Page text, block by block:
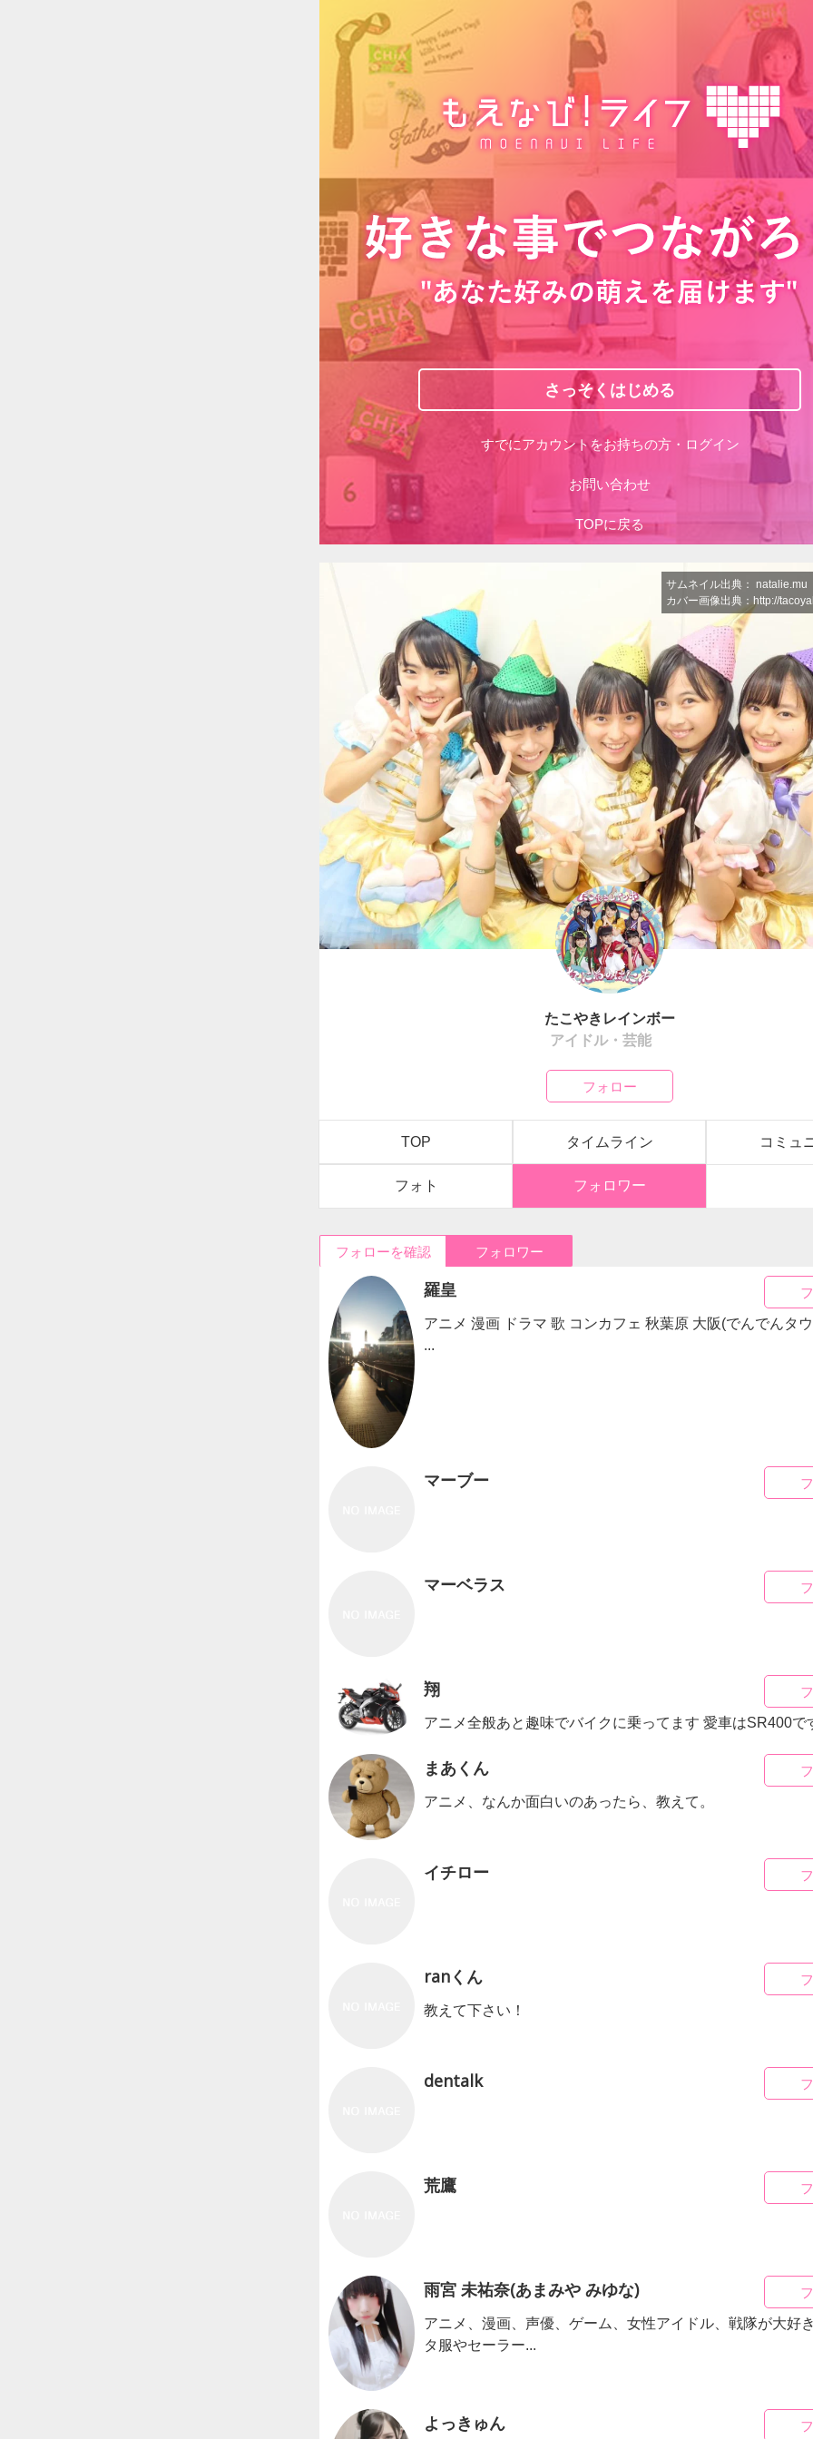
さっそくはじめる
すでにアカウントをお持ちの方・ログイン
お問い合わせ
TOPに戻る
たこやきレインボー
アイドル・芸能
フォロー
サムネイル出典： natalie.mu
カバー画像出典：http://
TOP タイムライン コミュ
フォト フォロワー
フォローを確認 フォロワー
羅皇
アニメ 漫画 ドラマ 歌 コンカフェ 秋葉原 大阪(でんでんタ
...
マーブー
マーベラス
翔
アニメ全般あと趣味でバイクに乗ってます 愛車はSR400で
まあくん
アニメ、なんか面白いのあったら、教えて。
イチロー
ranくん
教えて下さい！
dentalk
荒鷹
雨宮 未祐奈(あまみや みゆな)
アニメ、漫画、声優、ゲーム、女性アイドル、戦隊が大好
タ服やセーラー...
よっきゅん